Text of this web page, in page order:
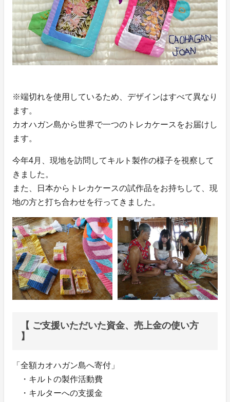
※端切れを使⽤しているため、デザインはすべて異なり
ます。
カオハガン島から世界で⼀つのトレカケースをお届けし
ます。
今年4⽉、現地を訪問してキルト製作の様⼦を視察して
きました。
また、⽇本からトレカケースの試作品をお持ちして、現
地の⽅と打ち合わせを⾏ってきました。
【 ご⽀援いただいた資⾦、売上⾦の使い⽅
】
「全額カオハガン島へ寄付」
・キルトの製作活動費
・キルターへの支援金